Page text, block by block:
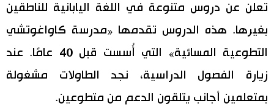
تعلن عن دروس متنوعة في اللغة اليابانية للناطقين
بغيرها. هذه الدروس تقدمها «مدرسة كاواغوتشي
التطوعية المسائية» التي أُسست قبل 40 عامًا. عند
زيارة الفصول الدراسية، نجد الطاولات مشغولة
بمتعلمين أجانب يتلقون الدعم من متطوعين.